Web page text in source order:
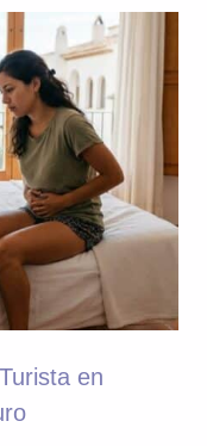
en